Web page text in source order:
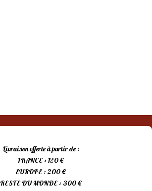
Livraison offerte à partir de :
FRANCE : 120 €
EUROPE : 200 €
RESTE DU MONDE : 300 €